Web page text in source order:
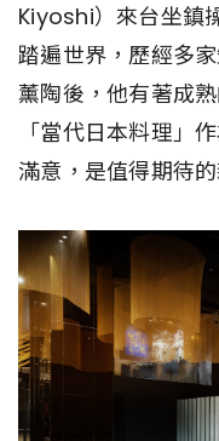
Kiyoshi）來台坐鎮
踏遍世界，歷經多
薰陶後，他有著成
「當代日本料理」
滿意，是值得期待